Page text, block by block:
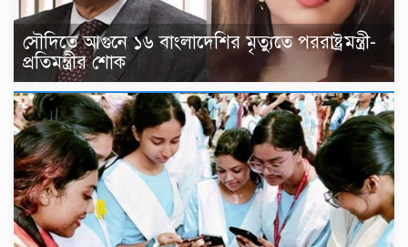
সৌদিতে আগুনে ১৬ বাংলাদেশির মৃত্যুতে পররাষ্ট্রমন্ত্রী-
প্রতিমন্ত্রীর শোক